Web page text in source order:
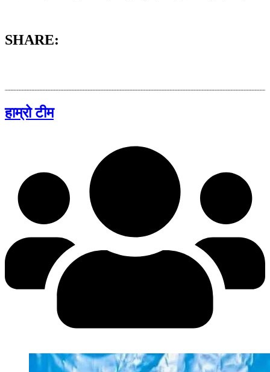
SHARE:
हाम्रो टीम